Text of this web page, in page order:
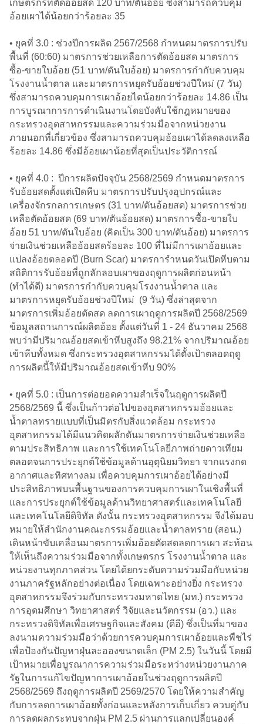
เกษตรกรที่ตัดอ้อยสด 120 บาท/ตันอ้อย ซึ่งสามารถควบคุม
อ้อยเผาได้น้อยกว่าร้อยละ 35
• ยุคที่ 3.0 : ช่วงปีการผลิต 2567/2568 กำหนดมาตรการปรับ
พื้นที่ (60:60) มาตรการช่วยเหลือการตัดอ้อยสด มาตรการ
ซื้อ-ขายใบอ้อย (51 บาท/ตันใบอ้อย) มาตรการกำกับควบคุม
โรงงานน้ำตาล และมาตรการหยุดรับอ้อยช่วงปีใหม่ (7 วัน)
ซึ่งสามารถควบคุมการเผาอ้อยไดน้อยกว่าร้อยละ 14.86 เป็น
การบูรณาการการดำเนินงานโดยบังคับใช้กฎหมายของ
กระทรวงอุตสาหกรรมและความร่วมมือจากหน่วยงาน
ภายนอกที่เกี่ยวข้อง ซึ่งสามารถควบคุมอ้อยเผาได้ลดลงเหลือ
ร้อยละ 14.86 ซึ่งมีอ้อยเผาน้อยที่สุดเป็นประวัติการณ์
• ยุคที่ 4.0 : ปีการผลิตปัจจุบัน 2568/2569 กำหนดมาตรการ
รับอ้อยสดตั้งแต่เปิดหีบ มาตรการปรับปรุงอุปกรณ์และ
เครื่องจักรกลการเกษตร (31 บาท/ตันอ้อยสด) มาตรการช่วย
เหลือตัดอ้อยสด (69 บาท/ตันอ้อยสด) มาตรการซื้อ-ขายใบ
อ้อย 51 บาท/ตันใบอ้อย (คิดเป็น 300 บาท/ตันอ้อย) มาตรการ
จ่ายเงินช่วยเหลืออ้อยสดร้อยละ 100 ที่ไม่มีการเผาอ้อยและ
แปลงอ้อยตลอดปี (Burn Scar) มาตรการำหนดวันเปิดหีบตาม
สถิติการรับอ้อยที่ถูกลักลอบเผาของฤดูการผลิตก่อนหน้า
(ทำได้ดี) มาตรการกำกับควบคุมโรงงานน้ำตาล และ
มาตรการหยุดรับอ้อยช่วงปีใหม่ (9 วัน) ซึ่งล่าสุดจาก
มาตรการเพิ่มอ้อยตัดสด ลดการเผาฤดูการผลิตปี 2568/2569
ข้อมูลสถานการณ์ผลิตอ้อย ตั้งแต่วันที่ 1 - 24 ธันวาคม 2568
พบว่ามีปริมาณอ้อยสดเข้าหีบสูงถึง 98.21% จากปริมาณอ้อย
เข้าหีบทั้งหมด ซึ่งกระทรวงอุตสาหกรรมได้ตั้งเป้าตลอดฤดู
การผลิตนี้ให้มีปริมาณอ้อยสดเข้าหีบ 90%
• ยุคที่ 5.0 : เป็นการต่อยอดความสำเร็จในฤดูการผลิตปี
2568/2569 นี้ ซึ่งเป็นก้าวต่อไปของอุตสาหกรรมอ้อยและ
น้ำตาลทรายแบบที่เป็นมิตรกับสิ่งแวดล้อม กระทรวง
อุตสาหกรรมได้มีแนวคิดผลักดันมาตรการจ่ายเงินช่วยเหลือ
ตามประสิทธิภาพ และการใช้เทคโนโลยีภาพถ่ายดาวเทียม
ตลอดจนการประยุกต์ใช้ข้อมูลด้านอุตุนิยมวิทยา จากแรงกด
อากาศและทิศทางลม เพื่อควบคุมการเผาอ้อยได้อย่างมี
ประสิทธิภาพบนพื้นฐานของการควบคุมการเผาในเชิงพื้นที่
และการประยุกต์ใช้ข้อมูลด้านวิทยาศาสตร์และเทคโนโลยี
และเทคโนโลยีดิจิทัล ดังนั้น กระทรวงอุตสาหกรรม จึงได้มอบ
หมายให้สำนักงานคณะกรรมอ้อยและน้ำตาลทราย (สอน.)
เดินหน้าขับเคลื่อนมาตรการเพิ่มอ้อยตัดสดลดการเผา สะท้อน
ให้เห็นถึงความร่วมมือจากทั้งเกษตรกร โรงงานน้ำตาล และ
หน่วยงานทุกภาคส่วน โดยได้ยกระดับความร่วมมือกับหน่วย
งานภาครัฐหลักอย่างต่อเนื่อง โดยเฉพาะอย่างยิ่ง กระทรวง
อุตสาหกรรมจึงร่วมกับกระทรวงมหาดไทย (มท.) กระทรวง
การอุดมศึกษา วิทยาศาสตร์ วิจัยและนวัตกรรม (อว.) และ
กระทรวงดิจิทัลเพื่อเศรษฐกิจและสังคม (ดีอี) ซึ่งเป็นที่มาของ
ลงนามความร่วมมือว่าด้วยการควบคุมการเผาอ้อยและพืชไร่
เพื่อป้องกันปัญหาฝุ่นละอองขนาดเล็ก (PM 2.5) ในวันนี้ โดยมี
เป้าหมายเพื่อบูรณาการความร่วมมือระหว่างหน่วยงานภาค
รัฐในการแก้ไขปัญหาการเผาอ้อยในช่วงฤดูการผลิตปี
2568/2569 ถึงฤดูการผลิตปี 2569/2570 โดยให้ความสำคัญ
กับการลดการเผาอ้อยทั้งก่อนและหลังการเก็บเกี่ยว ควบคู่กับ
การลดผลกระทบจากฝุ่น PM 2.5 ผ่านการแลกเปลี่ยนองค์